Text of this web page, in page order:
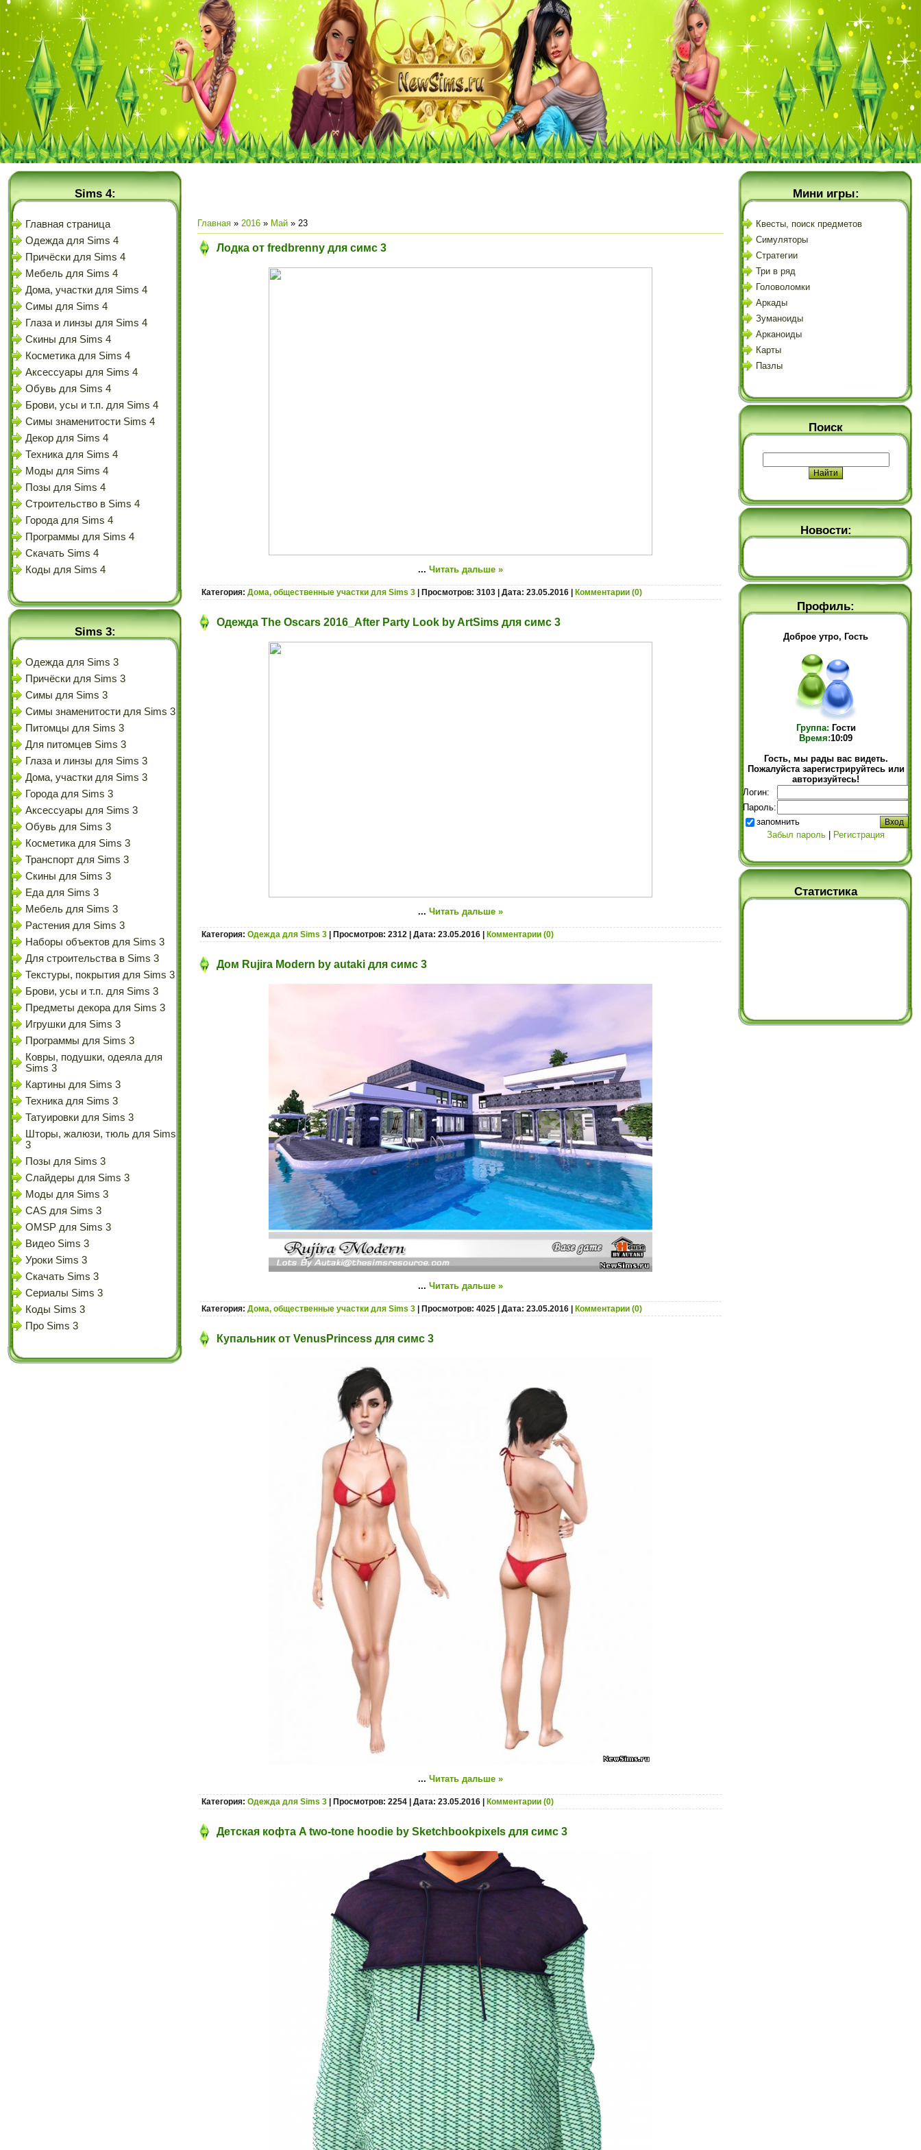
Sims 4:
Главная страница
Одежда для Sims 4
Причёски для Sims 4
Мебель для Sims 4
Дома, участки для Sims 4
Симы для Sims 4
Глаза и линзы для Sims 4
Скины для Sims 4
Косметика для Sims 4
Аксессуары для Sims 4
Обувь для Sims 4
Брови, усы и т.п. для Sims 4
Симы знаменитости Sims 4
Декор для Sims 4
Техника для Sims 4
Моды для Sims 4
Позы для Sims 4
Строительство в Sims 4
Города для Sims 4
Программы для Sims 4
Скачать Sims 4
Коды для Sims 4
Sims 3:
Одежда для Sims 3
Причёски для Sims 3
Симы для Sims 3
Симы знаменитости для Sims 3
Питомцы для Sims 3
Для питомцев Sims 3
Глаза и линзы для Sims 3
Дома, участки для Sims 3
Города для Sims 3
Аксессуары для Sims 3
Обувь для Sims 3
Косметика для Sims 3
Транспорт для Sims 3
Скины для Sims 3
Еда для Sims 3
Мебель для Sims 3
Растения для Sims 3
Наборы объектов для Sims 3
Для строительства в Sims 3
Текстуры, покрытия для Sims 3
Брови, усы и т.п. для Sims 3
Предметы декора для Sims 3
Игрушки для Sims 3
Программы для Sims 3
Ковры, подушки, одеяла для
Sims 3
Картины для Sims 3
Техника для Sims 3
Татуировки для Sims 3
Шторы, жалюзи, тюль для Sims
3
Позы для Sims 3
Слайдеры для Sims 3
Моды для Sims 3
CAS для Sims 3
OMSP для Sims 3
Видео Sims 3
Уроки Sims 3
Скачать Sims 3
Сериалы Sims 3
Коды Sims 3
Про Sims 3
Главная » 2016 » Май » 23
Лодка от fredbrenny для симс 3
... Читать дальше »
Категория: Дома, общественные участки для Sims 3 | Просмотров: 3103 | Дата: 23.05.2016 Комментарии (0)
Одежда The Oscars 2016_After Party Look by ArtSims для симс 3
... Читать дальше »
Категория: Одежда для Sims 3 | Просмотров: 2312 | Дата: 23.05.2016 Комментарии (0)
Дом Rujira Modern by autaki для симс 3
... Читать дальше »
Категория: Дома, общественные участки для Sims 3 | Просмотров: 4025 | Дата: 23.05.2016 Комментарии (0)
Купальник от VenusPrincess для симс 3
... Читать дальше »
Категория: Одежда для Sims 3 | Просмотров: 2254 | Дата: 23.05.2016 Комментарии (0)
Детская кофта A two-tone hoodie by Sketchbookpixels для симс 3
Мини игры:
Квесты, поиск предметов
Симуляторы
Стратегии
Три в ряд
Головоломки
Аркады
Зуманоиды
Арканоиды
Карты
Пазлы
Поиск
Новости:
Профиль:
Доброе утро, Гость
Группа: Гости
Время:10:09
Гость, мы рады вас видеть.
Пожалуйста зарегистрируйтесь или
авторизуйтесь!
Логин:
Пароль:
запомнить
Забыл пароль
Регистрация
Статистика